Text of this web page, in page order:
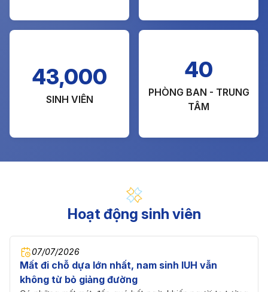
43,000
SINH VIÊN
40
PHÒNG BAN - TRUNG
TÂM
Hoạt động sinh viên
07/07/2026
Mất đi chỗ dựa lớn nhất, nam sinh IUH vẫn
không từ bỏ giảng đường